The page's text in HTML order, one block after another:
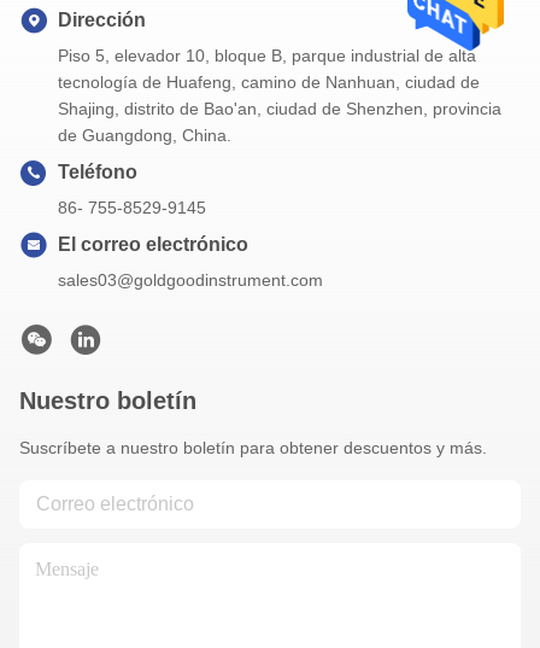
Dirección
Piso 5, elevador 10, bloque B, parque industrial de alta
tecnología de Huafeng, camino de Nanhuan, ciudad de
Shajing, distrito de Bao'an, ciudad de Shenzhen, provincia
de Guangdong, China.
Teléfono
86- 755-8529-9145
El correo electrónico
sales03@goldgoodinstrument.com
Nuestro boletín
Suscríbete a nuestro boletín para obtener descuentos y más.